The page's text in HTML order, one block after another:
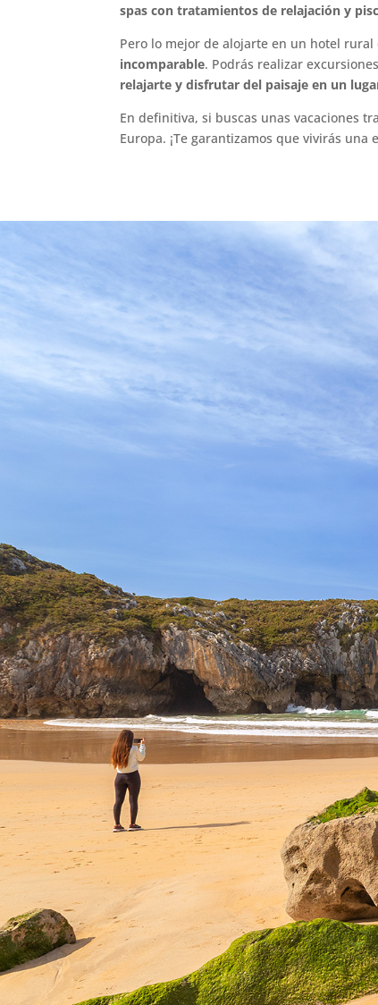
spas con tratamientos de relajación y
Pero lo mejor de alojarte en un hotel
incomparable. Podrás realizar
relajarte y disfrutar del paisaje en un
En definitiva, si buscas unas vacaciones
Europa. ¡Te garantizamos que vivirás